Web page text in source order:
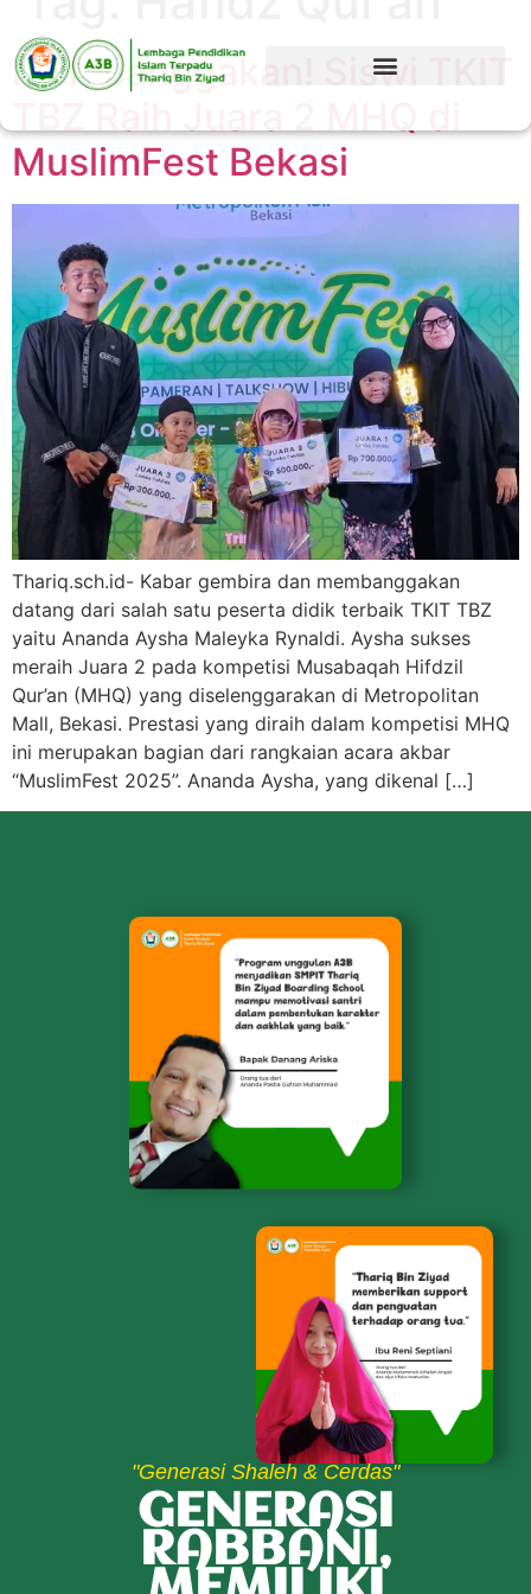
Membanggakan! Siswi TKIT
MuslimFest Bekasi
Thariq.sch.id- Kabar gembira dan membanggakan
datang dari salah satu peserta didik terbaik TKIT TBZ
yaitu Ananda Aysha Maleyka Rynaldi. Aysha sukses
meraih Juara 2 pada kompetisi Musabaqah Hifdzil
Qur’an (MHQ) yang diselenggarakan di Metropolitan
Mall, Bekasi. Prestasi yang diraih dalam kompetisi MHQ
ini merupakan bagian dari rangkaian acara akbar
“MuslimFest 2025”. Ananda Aysha, yang dikenal […]
"Generasi Shaleh & Cerdas"
GENERASI
RABBANI,